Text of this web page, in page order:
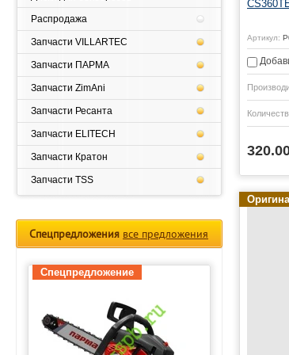
Артикул:
Купить
Распродажа
Запчасти VILLARTEC
Запчасти ПАРМА
Запчасти ZimAni
Запчасти Ресанта
Запчасти ELITECH
Запчасти Кратон
Запчасти TSS
Спецпредложения все предложения
Спецпредложение